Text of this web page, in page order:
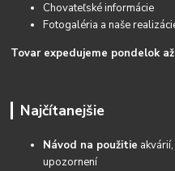
Chovateľské informácie
Fotogaléria a naše
Tovar expedujeme pondelok
Najčítanejšie
Návod na použitie
upozornení